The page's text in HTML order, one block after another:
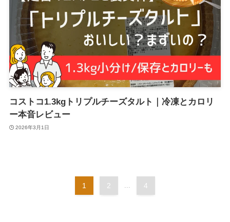
コストコ1.3kgトリプルチーズタルト｜冷凍とカロリ
ー本音レビュー
2026年3月1日
1 2 ... 4